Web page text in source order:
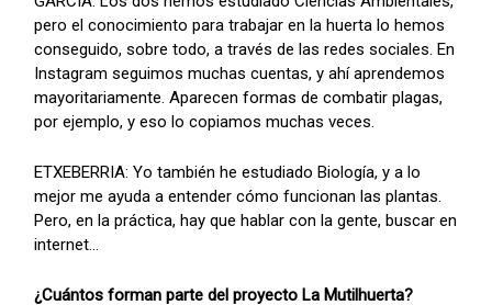
pero el conocimiento para trabajar en la huerta lo hemos
conseguido, sobre todo, a través de las redes sociales. En
Instagram seguimos muchas cuentas, y ahí aprendemos
mayoritariamente. Aparecen formas de combatir plagas,
por ejemplo, y eso lo copiamos muchas veces.
ETXEBERRIA: Yo también he estudiado Biología, y a lo
mejor me ayuda a entender cómo funcionan las plantas.
Pero, en la práctica, hay que hablar con la gente, buscar en
internet...
¿Cuántos forman parte del proyecto La Mutilhuerta?